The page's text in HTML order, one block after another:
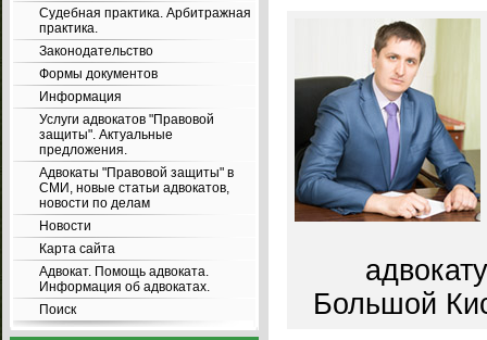
Судебная практика. Арбитражная
практика.
Законодательство
Формы документов
Информация
Услуги адвокатов "Правовой
защиты". Актуальные
предложения.
Адвокаты "Правовой защиты" в
СМИ, новые статьи адвокатов,
новости по делам
Новости
Карта сайта
Адвокат. Помощь адвоката.
Информация об адвокатах.
Поиск
Большой